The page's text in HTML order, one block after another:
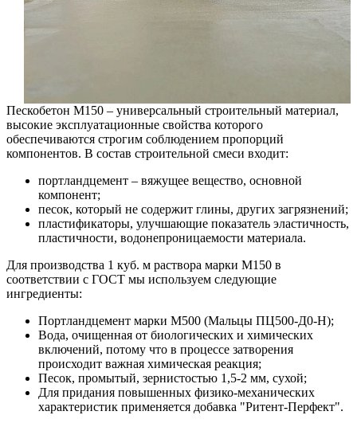
Пескобетон М150 – универсальный строительный материал,
высокие эксплуатационные свойства которого
обеспечиваются строгим соблюдением пропорций
компонентов. В состав строительной смеси входит:
портландцемент – вяжущее вещество, основной
компонент;
песок, который не содержит глины, других загрязнений;
пластификаторы, улучшающие показатель эластичность,
пластичности, водонепроницаемости материала.
Для производства 1 куб. м раствора марки М150 в
соответствии с ГОСТ мы используем следующие
ингредиенты:
Портландцемент марки М500 (Мальцы ПЦ500-Д0-Н);
Вода, очищенная от биологических и химических
включений, потому что в процессе затворения
происходит важная химическая реакция;
Песок, промытый, зернистостью 1,5-2 мм, сухой;
Для придания повышенных физико-механических
характеристик применяется добавка "Ритент-Перфект".